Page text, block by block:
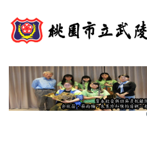
到
主
容